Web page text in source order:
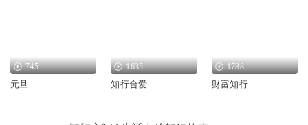
745
元旦
1635
知行合爱
1788
财富知行